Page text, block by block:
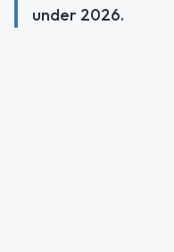
under 2026.